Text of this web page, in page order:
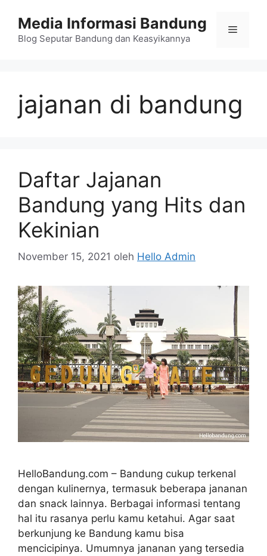
Media Informasi Bandung
Blog Seputar Bandung dan Keasyikannya
Menu
jajanan di bandung
Daftar Jajanan
Bandung yang Hits dan
Kekinian
November 15, 2021 oleh Hello Admin
HelloBandung.com – Bandung cukup terkenal
dengan kulinernya, termasuk beberapa jananan
dan snack lainnya. Berbagai informasi tentang
hal itu rasanya perlu kamu ketahui. Agar saat
berkunjung ke Bandung kamu bisa
mencicipinya. Umumnya jananan yang tersedia